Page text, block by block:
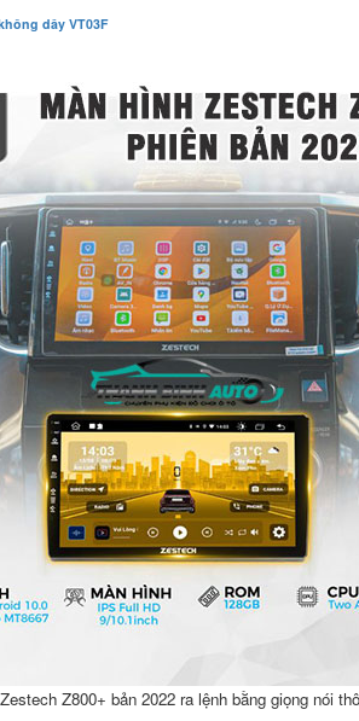
dây VT03F
Z800+ bản 2022 ra lệnh bằng giọng nói